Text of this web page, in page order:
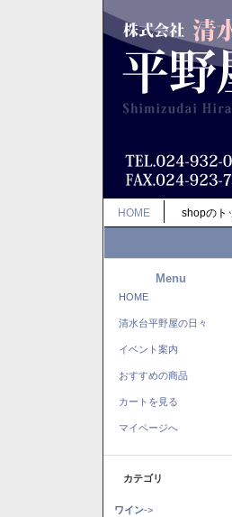
HOME shopのト
Menu
HOME
清水台平野屋の日々
イベント案内
おすすめの商品
カートを見る
マイページへ
カテゴリ
ワイン->